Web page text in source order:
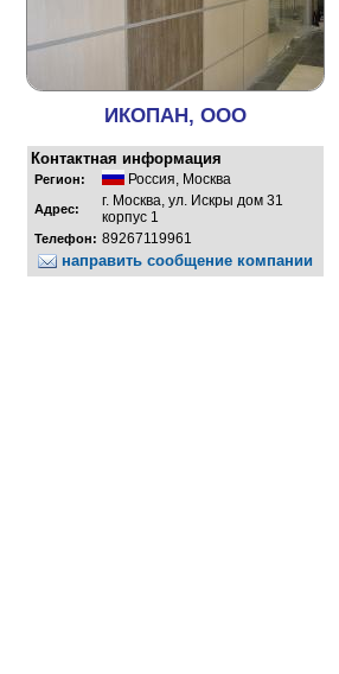
ИКОПАН, ООО
Контактная информация
Регион: Россия Москва
Адрес:
г. Москва, ул. Искры дом 31
корпус 1
Телефон: 89267119961
направить сообщение компании